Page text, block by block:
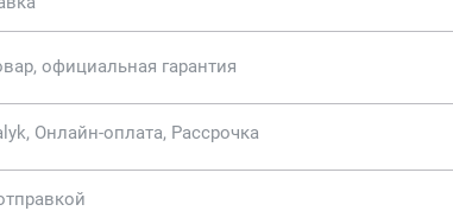
официальная гарантия
Онлайн-оплата, Рассрочка